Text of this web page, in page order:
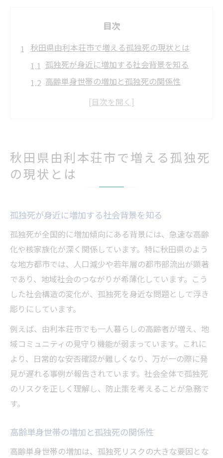
目次
秋田県由利本荘市で増える孤独死の現状とは
孤独死が身近に増加する社会背景を知る
高齢単身世帯の増加と孤独死の関係性
地域コミュニティの変化が孤独死を招く要
地域社会の変化が孤独死リスクを高める理由
家族構成の変化と孤独死リスクの関連性
地域交流の希薄化と孤独死の深い関係
秋田県由利本荘市の人口動態が与える影響
孤独死を防ぐために必要な地域のつながり
高齢者が孤独死しやすい背景を探る視点
高齢者の生活環境が孤独死に及ぼす影響
医療・福祉資源不足と孤独死リスクの関係
秋田県由利本荘市の高齢化が抱える課題
孤独死を生む社会的孤立の現実を考察
経済的困難が高齢者の孤独死を招く要因
人口流出が由利本荘市の孤独死と関係する訳
若者流出と孤独死リスク増加のつながり
由利本荘市の人口減少と孤独死の関連性
孤独死を防ぐ移住・定住促進の重要性
秋田県由利本荘市で増える孤独死
の現状とは
孤独死が身近に増加する社会背景を知る
孤独死が全国的に増加傾向にある背景には、急速な高齢
化や核家族化が深く関係しています。特に秋田県のよう
な地方都市では、人口減少や若年層の都市部流出が顕著
であり、地域社会のつながりが希薄化しています。こう
した社会構造の変化が、孤独死を身近な問題として浮き
彫りにしています。
例えば、由利本荘市でも一人暮らしの高齢者が増え、地
域コミュニティの見守り機能が弱まっています。これに
より、日常的な安否確認が難しくなり、万が一の際に発
見が遅れる事例が報告されています。社会全体で孤独死
のリスクを正しく理解し、防止策を考えることが急務で
す。
高齢単身世帯の増加と孤独死の関係性
高齢単身世帯の増加は、孤独死リスクの大きな要因とな